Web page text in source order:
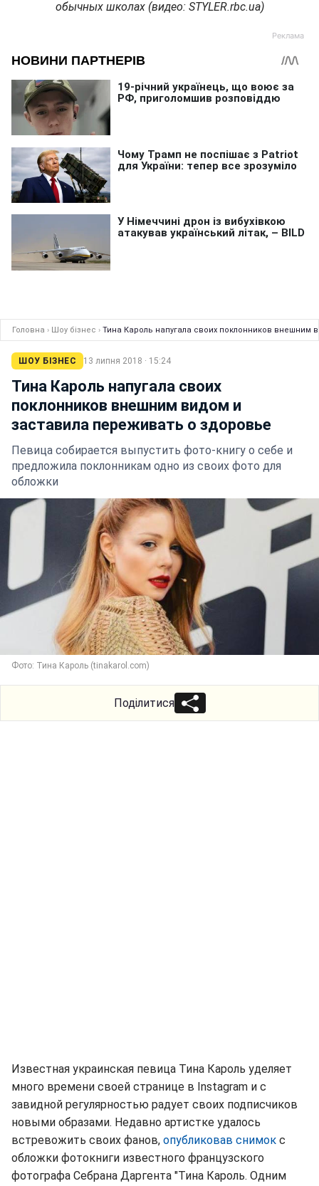
обычных школах (видео: STYLER.rbc.ua)
Головна › Шоу бізнес › Тина Кароль напугала своих поклонников внешним
ШОУ БІЗНЕС 13 липня 2018 · 15:24
Тина Кароль напугала своих
поклонников внешним видом и
заставила переживать о здоровье
Певица собирается выпустить фото-книгу о себе и
предложила поклонникам одно из своих фото для
обложки
Фото: Тина Кароль (tinakarol.com)
Поділитися
Известная украинская певица Тина Кароль уделяет
много времени своей странице в Instagram и с
завидной регулярностью радует своих подписчиков
новыми образами. Недавно артистке удалось
встревожить своих фанов, опубликовав снимок с
обложки фотокниги известного французского
фотографа Себрана Даргента "Тина Кароль. Одним